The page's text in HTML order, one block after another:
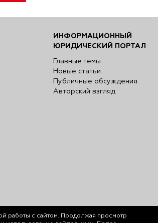
ИНФОРМАЦИОННЫЙ
ЮРИДИЧЕСКИЙ ПОРТАЛ
Главные темы
Новые статьи
Публичные обсуждения
Авторский взгляд
работы с сайтом. Продолжая просмотр